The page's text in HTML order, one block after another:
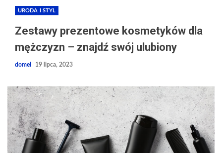
URODA I STYL
Zestawy prezentowe kosmetyków dla
mężczyzn – znajdź swój ulubiony
domel 19 lipca, 2023